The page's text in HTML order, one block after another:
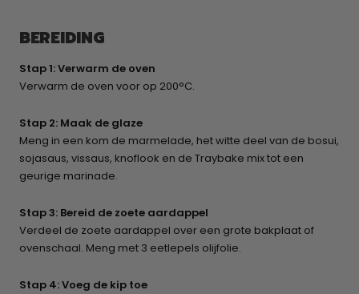
BEREIDING
Stap 1: Verwarm de oven
Verwarm de oven voor op 200°C.
Stap 2: Maak de glaze
Meng in een kom de marmelade, het witte deel van de bosui,
sojasaus, vissaus, knoflook en de Traybake mix tot een
geurige marinade.
Stap 3: Bereid de zoete aardappel
Verdeel de zoete aardappel over een grote bakplaat of
ovenschaal. Meng met 3 eetlepels olijfolie.
Stap 4: Voeg de kip toe